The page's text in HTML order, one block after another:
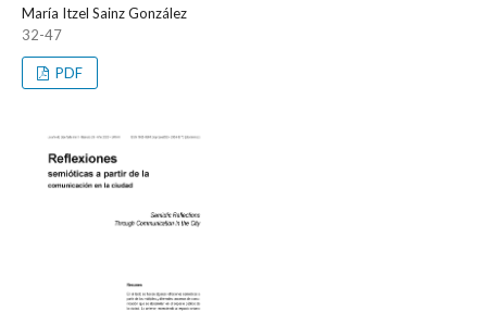
María Itzel Sainz González
32-47
PDF